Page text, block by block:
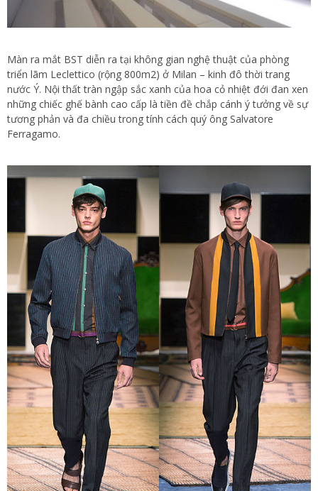
Màn ra mắt BST diễn ra tại không gian nghệ thuật của phòng
triển lãm Leclettico (rộng 800m2) ở Milan – kinh đô thời trang
nước Ý. Nội thất tràn ngập sắc xanh của hoa cỏ nhiệt đới đan xen
những chiếc ghế bành cao cấp là tiền đề chắp cánh ý tưởng về sự
tương phản và đa chiều trong tính cách quý ông Salvatore
Ferragamo.